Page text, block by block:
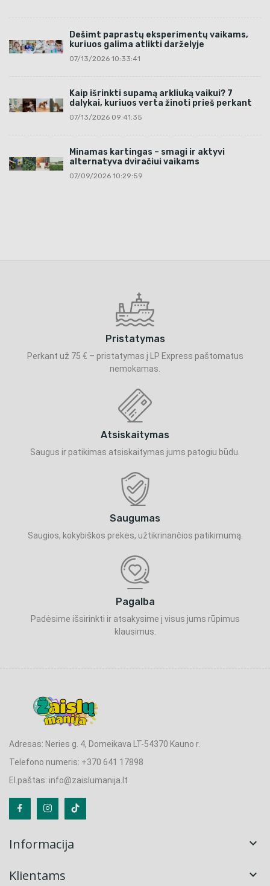
Dešimt paprastų eksperimentų vaikams,
kuriuos galima atlikti darželyje
07/13/2026 10:33:41
Kaip išrinkti supamą arkliuką vaikui? 7
dalykai, kuriuos verta žinoti prieš perkant
07/13/2026 09:41:35
Minamas kartingas – smagi ir aktyvi
alternatyva dviračiui vaikams
07/09/2026 10:29:59
Pristatymas
Perkant už 75 € – pristatymas į LP Express paštomatus
nemokamas.
Atsiskaitymas
Saugus ir patikimas atsiskaitymas jums patogiu būdu.
Saugumas
Saugios, kokybiškos prekės, užtikrinančios patikimumą.
Pagalba
Padėsime išsirinkti ir atsakysime į visus jums rūpimus
klausimus.
Adresas: Neries g. 4, Domeikava LT-54370 Kauno r.
Telefono numeris: +370 641 17898
El.paštas: info@zaislumanija.lt
Informacija 
Klientams 